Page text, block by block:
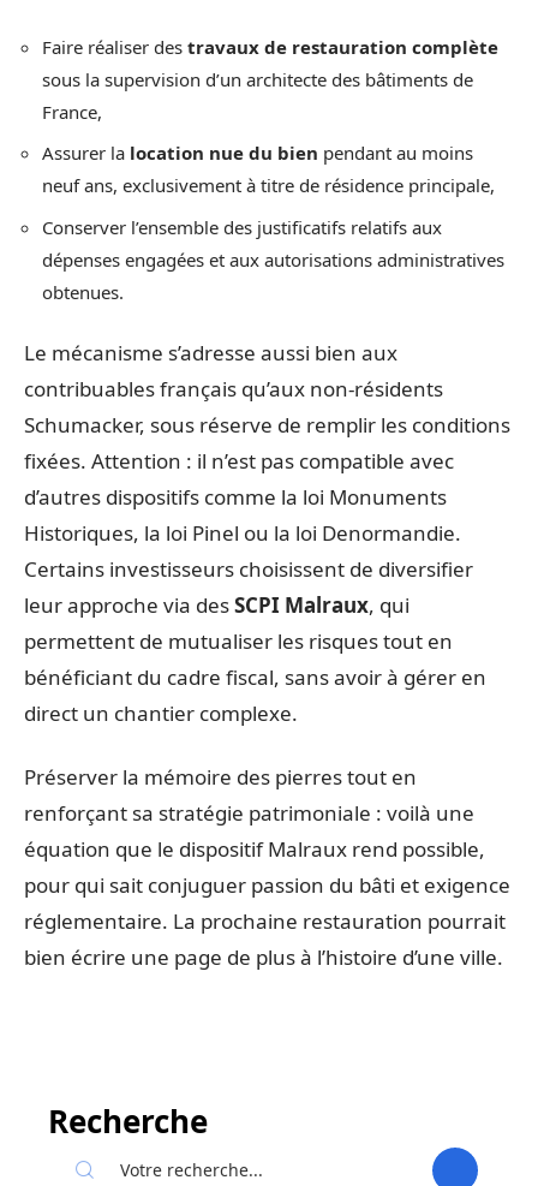
Faire réaliser des travaux de restauration complète
sous la supervision d’un architecte des bâtiments de
France,
Assurer la location nue du bien pendant au moins
neuf ans, exclusivement à titre de résidence principale,
Conserver l’ensemble des justificatifs relatifs aux
dépenses engagées et aux autorisations administratives
obtenues.
Le mécanisme s’adresse aussi bien aux
contribuables français qu’aux non-résidents
Schumacker, sous réserve de remplir les conditions
fixées. Attention : il n’est pas compatible avec
d’autres dispositifs comme la loi Monuments
Historiques, la loi Pinel ou la loi Denormandie.
Certains investisseurs choisissent de diversifier
leur approche via desSCPI Malraux, qui
permettent de mutualiser les risques tout en
bénéficiant du cadre fiscal, sans avoir à gérer en
direct un chantier complexe.
Préserver la mémoire des pierres tout en
renforçant sa stratégie patrimoniale : voilà une
équation que le dispositif Malraux rend possible,
pour qui sait conjuguer passion du bâti et exigence
réglementaire. La prochaine restauration pourrait
bien écrire une page de plus à l’histoire d’une ville.
Recherche